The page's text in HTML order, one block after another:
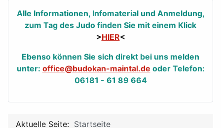
Alle Informationen, Infomaterial und Anmeldung,
zum Tag des Judo finden Sie mit einem Klick
>HIER<
Ebenso können Sie sich direkt bei uns melden
unter: office@budokan-maintal.de oder Telefon:
06181 - 61 89 664
Aktuelle Seite: Startseite